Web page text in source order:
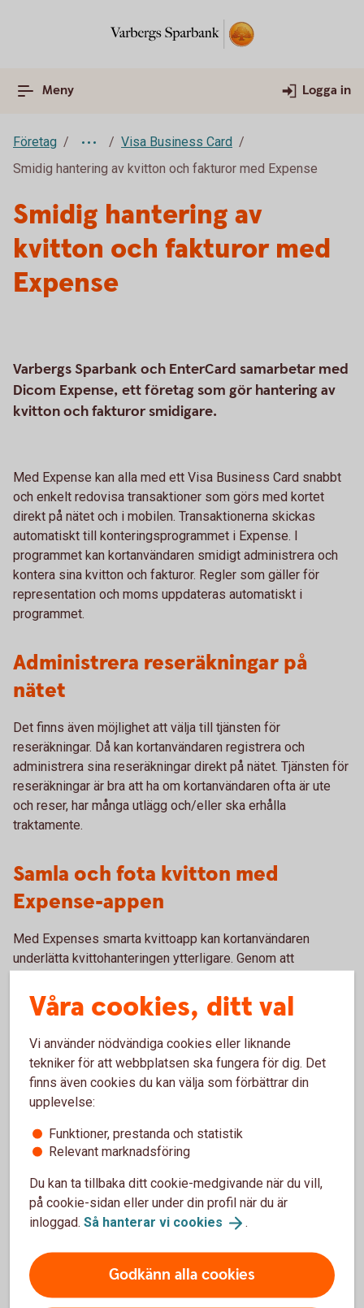
Meny Logga in
Företag
Visa Business Card
Smidig hantering av kvitton och fakturor med Expense
Smidig hantering av
kvitton och fakturor med
Expense
Varbergs Sparbank och EnterCard samarbetar med
Dicom Expense, ett företag som gör hantering av
kvitton och fakturor smidigare.
Med Expense kan alla med ett Visa Business Card snabbt
och enkelt redovisa transaktioner som görs med kortet
direkt på nätet och i mobilen. Transaktionerna skickas
automatiskt till konteringsprogrammet i Expense. I
programmet kan kortanvändaren smidigt administrera och
kontera sina kvitton och fakturor. Regler som gäller för
representation och moms uppdateras automatiskt i
programmet.
Administrera reseräkningar på
nätet
Det finns även möjlighet att välja till tjänsten för
reseräkningar. Då kan kortanvändaren registrera och
administrera sina reseräkningar direkt på nätet. Tjänsten för
reseräkningar är bra att ha om kortanvändaren ofta är ute
och reser, har många utlägg och/eller ska erhålla
traktamente.
Samla och fota kvitton med
Expense-appen
Med Expenses smarta kvittoapp kan kortanvändaren
underlätta kvittohanteringen ytterligare. Genom att
matchas kvittot automatiskt till rätt transaktion på fakturan.
Kom ihåg att det fysiska kvittot fortfarande måste sparas
för redovisningen. Appen ingår kostnadsfritt i tjänsten och
laddas ner i App Store eller Google Play.
Vill du veta mer om Expense?
Gå in påexpense.se/swedbank
eller kontakta
Expense direkt på 08-121 305 80.
Har du eller ditt företag inte Visa Business Card idag?
Läs mer om Visa Business Card samt hur du
ansöker.
Våra cookies, ditt val
Vi använder nödvändiga cookies eller liknande
tekniker för att webbplatsen ska fungera för dig. Det
finns även cookies du kan välja som förbättrar din
upplevelse:
Funktioner, prestanda och statistik
Relevant marknadsföring
Du kan ta tillbaka ditt cookie-medgivande när du vill,
på cookie-sidan eller under din profil när du är
inloggad. Så hanterar vi cookies .
Godkänn alla cookies